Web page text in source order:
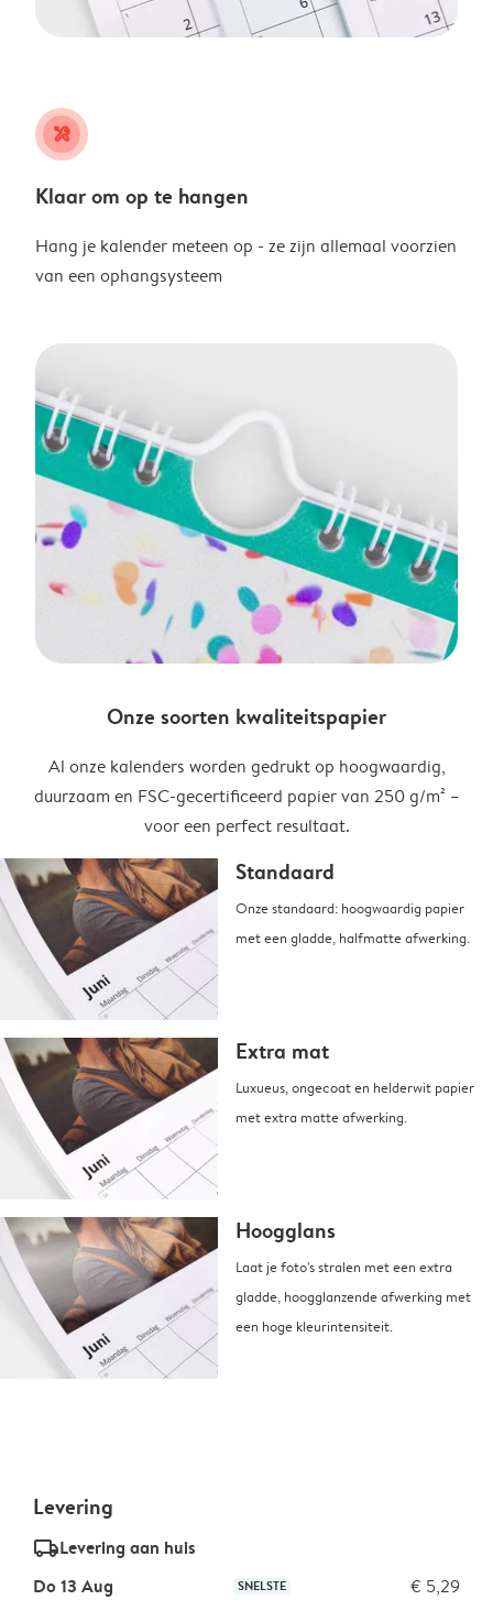
tools
Klaar om op te hangen
Hang je kalender meteen op - ze zijn allemaal voorzien
van een ophangsysteem
Onze soorten kwaliteitspapier
Al onze kalenders worden gedrukt op hoogwaardig,
duurzaam en FSC-gecertificeerd papier van 250 g/m² –
voor een perfect resultaat.
Standaard
Onze standaard: hoogwaardig papier
met een gladde, halfmatte afwerking.
Extra mat
Luxueus, ongecoat en helderwit papier
met extra matte afwerking.
Hoogglans
Laat je foto's stralen met een extra
gladde, hoogglanzende afwerking met
een hoge kleurintensiteit.
Levering
delivery_standard_v2Levering aan huis
Do 13 Aug
SNELSTE € 5,29